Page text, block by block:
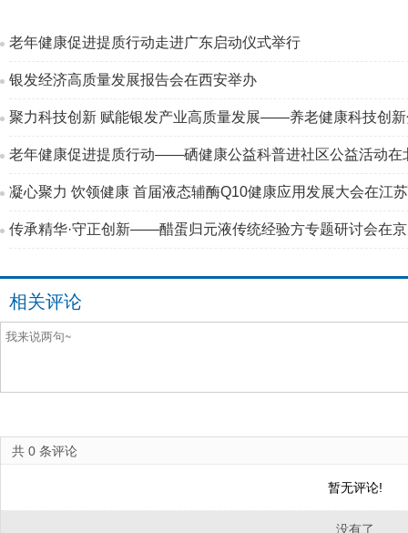
老年健康促进提质行动走进广东启动仪式举行
银发经济高质量发展报告会在西安举办
聚力科技创新 赋能银发产业高质量发展——养老健康科技创
老年健康促进提质行动——硒健康公益科普进社区公益活动在
凝心聚力 饮领健康 首届液态辅酶Q10健康应用发展大会在江
传承精华·守正创新——醋蛋归元液传统经验方专题研讨会在
相关评论
共 0 条评论
暂无评论!
没有了